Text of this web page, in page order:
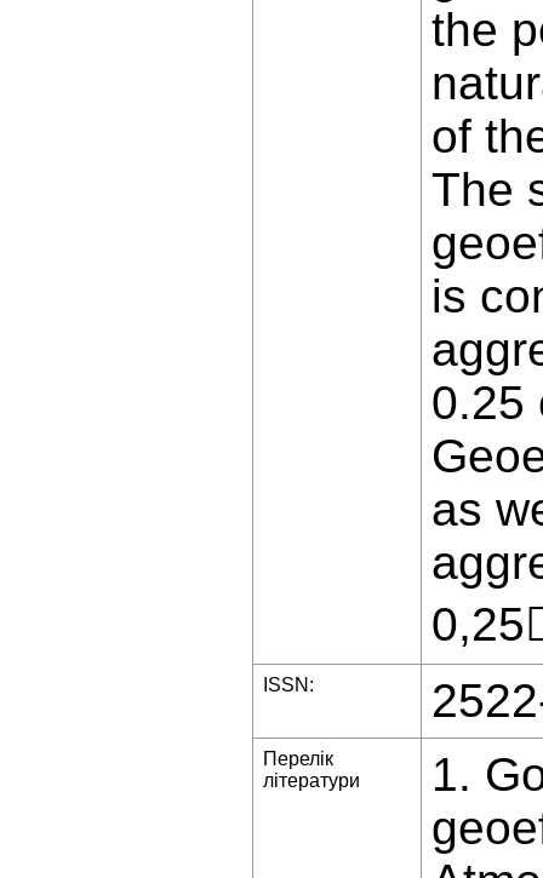
the
of
The
is
0.25
as
ISSN:
Перелік
літератури
1.